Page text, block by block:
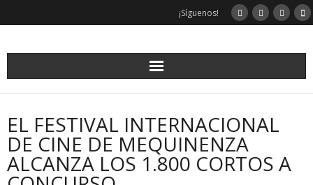
¡Síguenos!
EL FESTIVAL INTERNACIONAL
DE CINE DE MEQUINENZA
ALCANZA LOS 1.800 CORTOS A